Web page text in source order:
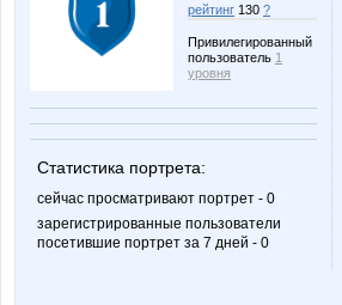
рейтинг 130 ?
Привилегированный
пользователь 1
уровня
Статистика портрета:
сейчас просматривают портрет - 0
зарегистрированные пользователи
посетившие портрет за 7 дней - 0